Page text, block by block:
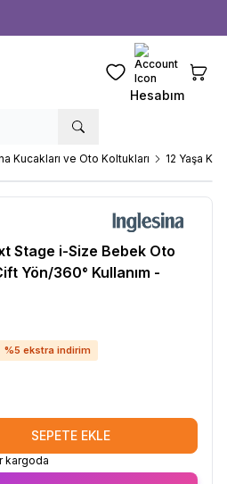
Favorilerim
Hesabım
Kucakları ve Oto Koltukları 12 Yaşa
Stage i-Size Bebek Oto
Yön/360° Kullanım -
%5 ekstra indirim
SEPETE EKLE
kargoda